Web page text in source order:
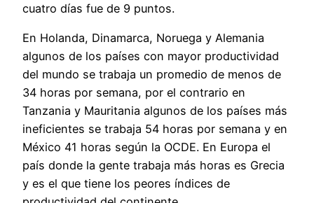
cuatro días fue de 9 puntos.
En Holanda, Dinamarca, Noruega y Alemania
algunos de los países con mayor productividad
del mundo se trabaja un promedio de menos de
34 horas por semana, por el contrario en
Tanzania y Mauritania algunos de los países más
ineficientes se trabaja 54 horas por semana y en
México 41 horas según la OCDE. En Europa el
país donde la gente trabaja más horas es Grecia
y es el que tiene los peores índices de